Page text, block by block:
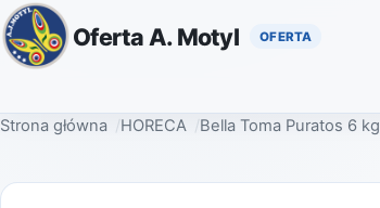
Oferta A. Motyl
Strona główna HORECA Bella Toma Puratos 6 kg